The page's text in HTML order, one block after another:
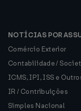
NOTÍCIAS POR
Comércio Exterior
Contabilidade /
ICMS, IPI, ISS e
IR / Contribuições
Simples Nacional